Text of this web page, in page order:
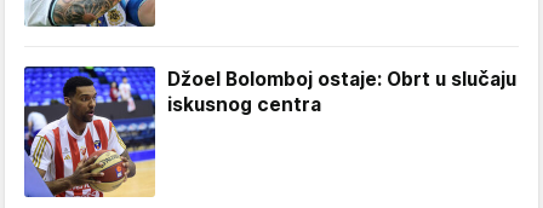
Džoel Bolomboj ostaje: Obrt u slučaju
iskusnog centra